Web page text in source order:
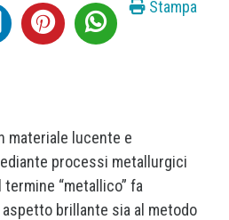
Stampa
materiale lucente e
processi metallurgici
“metallico” fa
brillante sia al metodo